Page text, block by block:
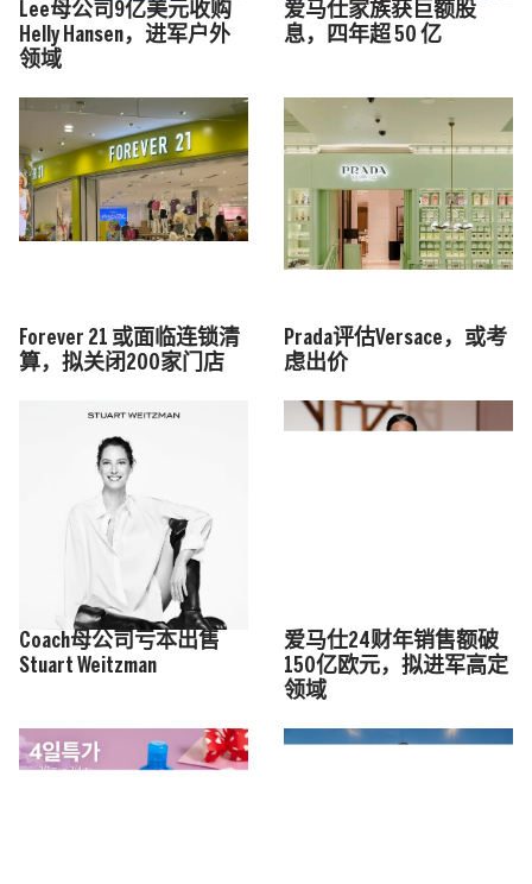
Lee母公司9亿美元收购
Helly Hansen，进军户外
领域
爱马仕家族获巨额股
息，四年超 50 亿
Forever 21 或面临连锁清
算，拟关闭200家门店
Prada评估Versace，或考
虑出价
Coach母公司亏本出售
Stuart Weitzman
爱马仕24财年销售额破
150亿欧元，拟进军高定
领域